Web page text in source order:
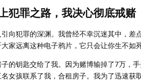
犯罪之路，我决心彻底戒赌
向犯罪的深渊。我曾经不幸沉迷其中，
家远离这种电子鸦片，它只会让你生不如死
的钥匙交给了我。因为赌博输掉了7万，
名女孩联系了我，合租房子。我为了迅速